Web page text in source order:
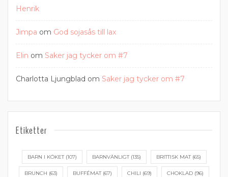
Henrik
Jimpa om God sojasås till lax
Elin om Saker jag tycker om #7
Charlotta Ljungblad om Saker jag tycker om #7
Etiketter
BARN I KÖKET(107) BARNVÄNLIGT(135) BRITTISK MAT(65)
BRUNCH (63) BUFFÉMAT(67) CHILI (69) CHOKLAD (96)